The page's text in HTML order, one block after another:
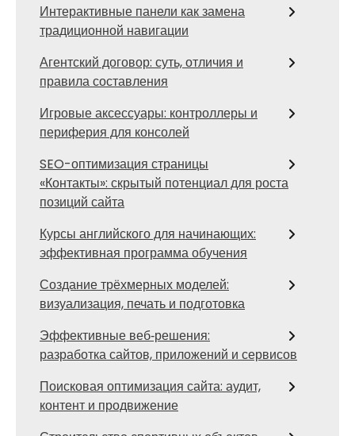
Интерактивные панели как замена
традиционной навигации
Агентский договор: суть, отличия и
правила составления
Игровые аксессуары: контроллеры и
периферия для консолей
SEO-оптимизация страницы
«Контакты»: скрытый потенциал для роста
позиций сайта
Курсы английского для начинающих:
эффективная программа обучения
Создание трёхмерных моделей:
визуализация, печать и подготовка
Эффективные веб‑решения:
разработка сайтов, приложений и сервисов
Поисковая оптимизация сайта: аудит,
контент и продвижение